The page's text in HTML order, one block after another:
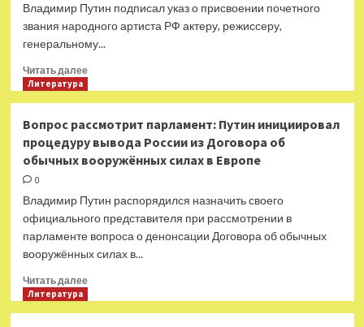
Госдума
утвердила
закон
денонсации
ДОВСЕ
Владимир Путин подписал указ о присвоении почетного
звания народного артиста РФ актеру, режиссеру,
генеральному...
Читать далееПрочитать
присвоил
звание
народного
актеру
Игорю
Угольникову
Литература
Вопрос рассмотрит парламент: Путин инициировал
процедуру вывода России из Договора об
обычных вооружённых силах в Европе
0
Владимир Путин распорядился назначить своего
официального представителя при рассмотрении в
парламенте вопроса о денонсации Договора об обычных
вооружённых силах в...
Читать далееПрочитать
Литература